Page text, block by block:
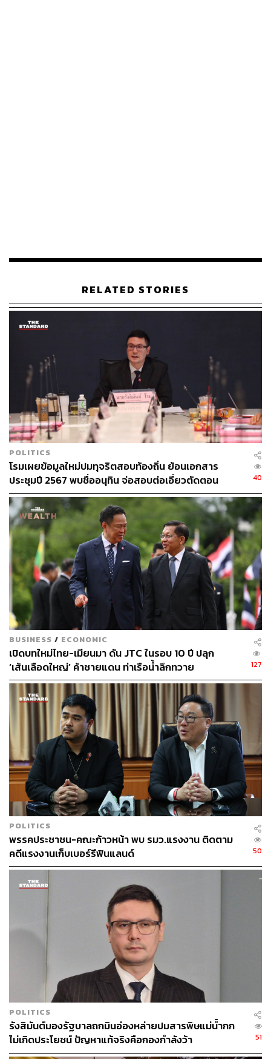
ให้ครบทุกเขต แต่ด้วยเวลาที่จำกัด และเบื้องต้นพบว่ายังมี 4
จังหวัดที่ยังไม่มีตัวแทน ซึ่งจำเป็นในการส่งตัวผู้สมัคร คาดว่า
ภายในสัปดาห์นี้จะมีการประชุมสมาชิกเพื่อตั้งตัวแทนประจำ
ส่วนจุดยืนในการทำงานนั้น พรรคฯ ต้องการสื่อสารให้สังคม
เห็นว่า ตอนนี้ถ้าบ้านเมืองไม่เดินบนเส้นทางของการมีหลัก
การ และความสุจริต ถ้าบ้านเมืองไม่มีนโยบายในการบริหาร
ประเทศ ที่อิงอยู่กับความเป็นมืออาชีพ หรือหลักทางวิชาการ
ถ้าบ้านเมืองไม่พร้อมที่จะก้าวไปข้างหน้าพร้อมกับความ
เปลี่ยนแปลงของโลก เศรษฐกิจไทย ประเทศไทยก็จะลำบาก
มาก
พรรคประชาธิปัตย์ต้องการเข้ามาเป็นตัวแทนของคนที่อยาก
เห็นบ้านเมืองเดินทางไปในเส้นทางที่สุจริต เศรษฐกิจเติบโต
ได้ด้วยการทำงานอย่างมืออาชีพ และสอดรับกับความ
เปลี่ยนแปลงของโลก ซึ่งหมายถึงการมีบทบาทในระหว่าง
ประเทศด้วย
TAGS: อภิสิทธิ์ เวชชาชีวะ เศรษฐกิจไทย
การเลือกตั้ง
สำนักงานคณะกรรมการการเลือกตั้ง (กกต.)
สมาชิกสภาผู้แทนราษฎร (สส.)
พรรคประชาธิปัตย์
การเมืองไทย
ABOUT THE AUTHOR
THE STANDARD TEAM
กองบรรณาธิการ THE STANDARD
RELATED STORIES
POLITICS
โรมเผยข้อมูลใหม่ปมทุจริตสอบท้องถิ่น ย้อนเอกสาร
ประชุมปี 2567 พบชื่ออนุทิน จ่อสอบต่อเอี่ยวตัดตอน
ม.บูรพา หรือไม่
40
BUSINESS / ECONOMIC
เปิดบทใหม่ไทย-เมียนมา ดัน JTC ในรอบ 10 ปี ปลุก
‘เส้นเลือดใหญ่’ ค้าชายแดน ท่าเรือน้ำลึกทวาย
127
POLITICS
พรรคประชาชน-คณะก้าวหน้า พบ รมว.แรงงาน ติดตาม
คดีแรงงานเก็บเบอร์รีฟินแลนด์
50
POLITICS
รังสิมันต์มองรัฐบาลถกมินอ่องหล่ายปมสารพิษแม่น้ำกก
ไม่เกิดประโยชน์ ปัญหาแท้จริงคือกองกำลังว้า
51